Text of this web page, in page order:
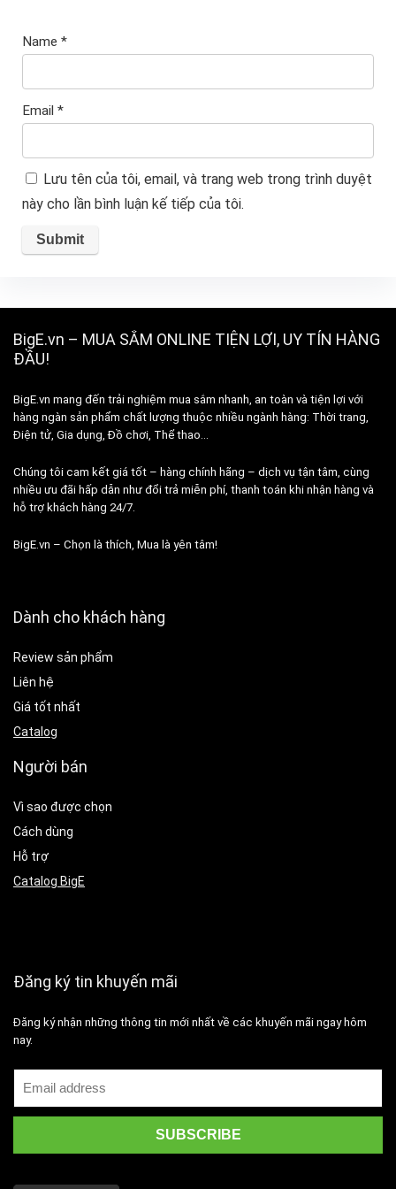
Name *
Email *
Lưu tên của tôi, email, và trang web trong trình duyệt
này cho lần bình luận kế tiếp của tôi.
BigE.vn – MUA SẮM ONLINE TIỆN LỢI, UY TÍN HÀNG
ĐẦU!
BigE.vn mang đến trải nghiệm mua sắm nhanh, an toàn và tiện lợi với
hàng ngàn sản phẩm chất lượng thuộc nhiều ngành hàng: Thời trang,
Điện tử, Gia dụng, Đồ chơi, Thể thao…
Chúng tôi cam kết giá tốt – hàng chính hãng – dịch vụ tận tâm, cùng
nhiều ưu đãi hấp dẫn như đổi trả miễn phí, thanh toán khi nhận hàng và
hỗ trợ khách hàng 24/7.
BigE.vn – Chọn là thích, Mua là yên tâm!
Dành cho khách hàng
Review sản phẩm
Liên hệ
Giá tốt nhất
Catalog
Người bán
Vì sao được chọn
Cách dùng
Hỗ trợ
Catalog BigE
Đăng ký tin khuyến mãi
Đăng ký nhận những thông tin mới nhất về các khuyến mãi ngay hôm
nay.